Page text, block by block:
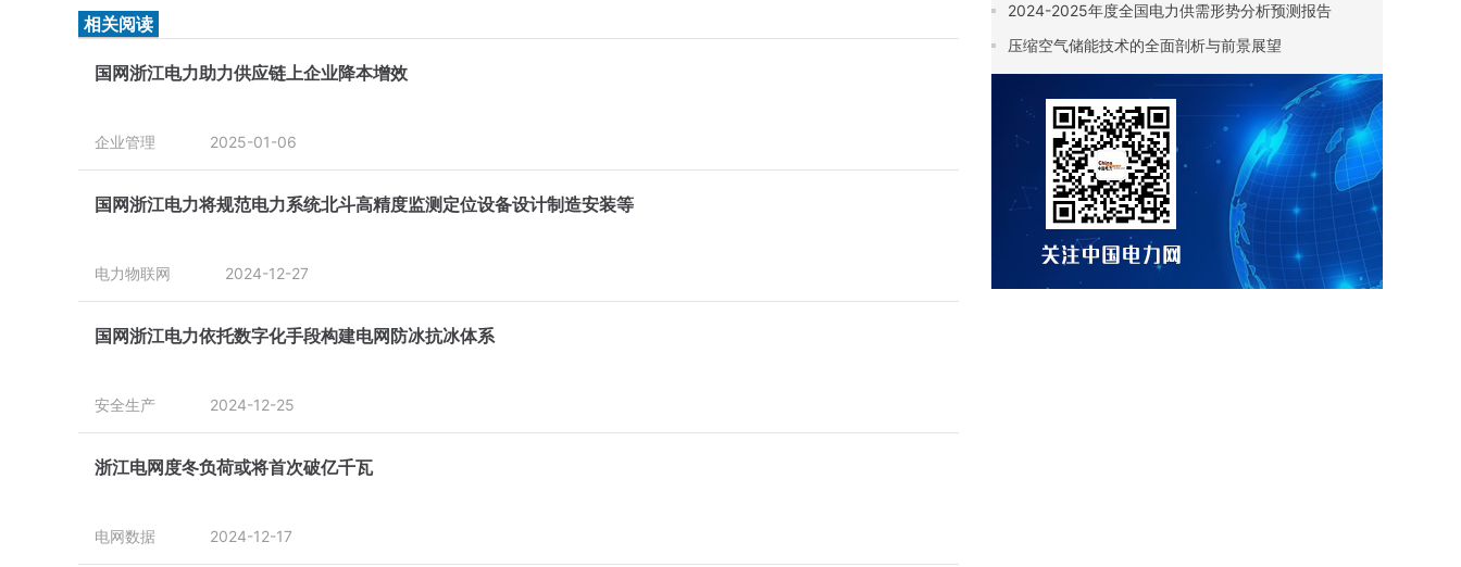
相关阅读
国网浙江电力助力供应链上企业降本增效
企业管理 2025-01-06
国网浙江电力将规范电力系统北斗高精度监测定位设备设计制造安装等
电力物联网 2024-12-27
国网浙江电力依托数字化手段构建电网防冰抗冰体系
安全生产 2024-12-25
浙江电网度冬负荷或将首次破亿千瓦
电网数据 2024-12-17
2024-2025年度全国电力供需形势分析预测报告
压缩空气储能技术的全面剖析与前景展望